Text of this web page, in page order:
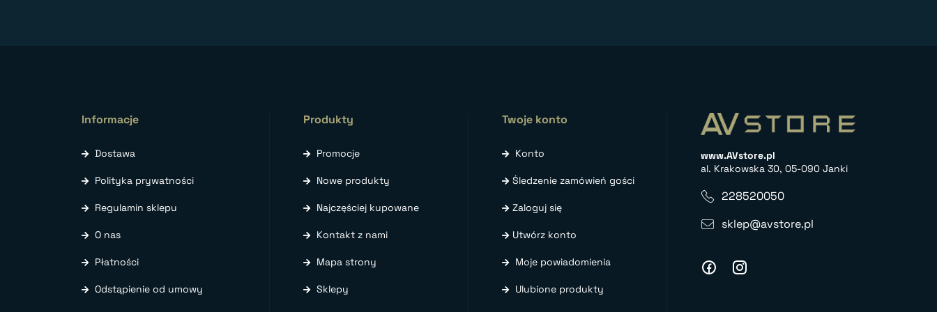
Informacje
Dostawa
Polityka prywatności
Regulamin sklepu
O nas
Płatności
Odstąpienie od umowy
Produkty
Promocje
Nowe produkty
Najczęściej kupowane
Kontakt z nami
Mapa strony
Sklepy
Twoje konto
Konto
Śledzenie zamówień gości
Zaloguj się
Utwórz konto
Moje powiadomienia
Ulubione produkty
www.AVstore.pl
al. Krakowska 30, 05-090 Janki
228520050
sklep@avstore.pl